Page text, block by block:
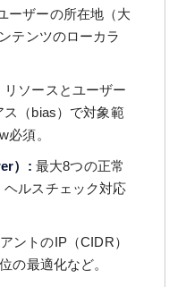
ーザーの所在地（大
テンツのローカラ
リソースとユーザー
（bias）で対象範
必須。
）: 最大8つの正常
ルスチェック対応
ントのIP（CIDR）
の最適化など。